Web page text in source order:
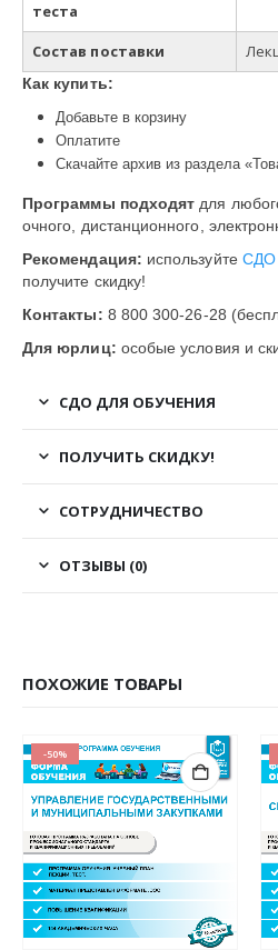
теста
Состав поставки
Как купить:
Добавьте в корзину
Оплатите
Скачайте архив из раздела
Программы подходят для
очного, дистанционного,
Рекомендация: используйте СДО
получите скидку!
Контакты: 8 800 300-26-28
Для юрлиц: особые условия и
СДО ДЛЯ ОБУЧЕНИЯ
ПОЛУЧИТЬ СКИДКУ!
СОТРУДНИЧЕСТВО
ОТЗЫВЫ (0)
ПОХОЖИЕ ТОВАРЫ
-50%